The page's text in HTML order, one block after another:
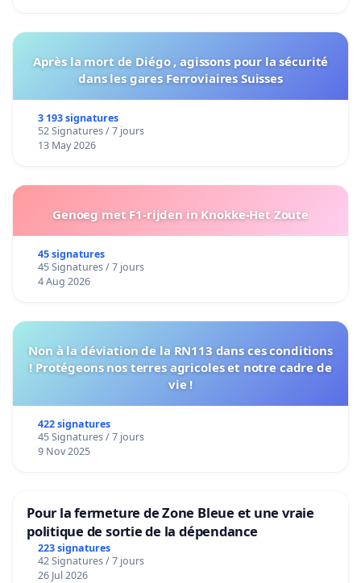
Après la mort de Diégo , agissons pour la sécurité
dans les gares Ferroviaires Suisses
3 193 signatures
52 Signatures / 7 jours
13 May 2026
Genoeg met F1-rijden in Knokke-Het Zoute
45 signatures
45 Signatures / 7 jours
4 Aug 2026
Non à la déviation de la RN113 dans ces conditions
! Protégeons nos terres agricoles et notre cadre de
vie !
422 signatures
45 Signatures / 7 jours
9 Nov 2025
Pour la fermeture de Zone Bleue et une vraie
politique de sortie de la dépendance
223 signatures
42 Signatures / 7 jours
26 Jul 2026